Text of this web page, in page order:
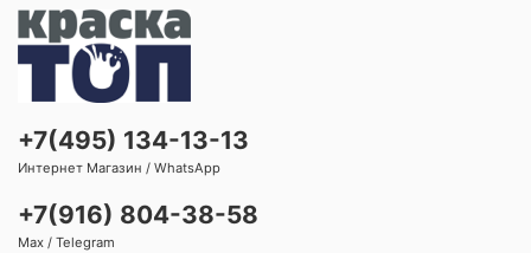
+7(495) 134-13-13
Интернет Магазин / WhatsApp
+7(916) 804-38-58
Max / Telegram